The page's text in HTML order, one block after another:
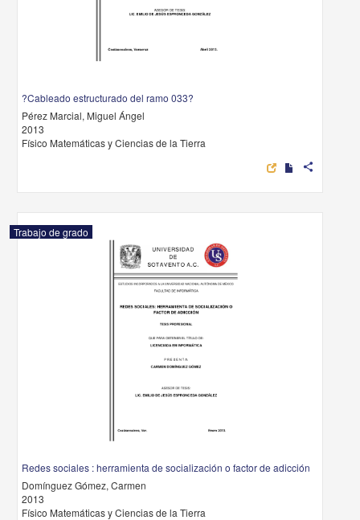
?Cableado estructurado del ramo 033?
Pérez Marcial, Miguel Ángel
2013
Físico Matemáticas y Ciencias de la Tierra
share
Trabajo de grado
Redes sociales : herramienta de socialización o factor de adicción
Domínguez Gómez, Carmen
2013
Físico Matemáticas y Ciencias de la Tierra